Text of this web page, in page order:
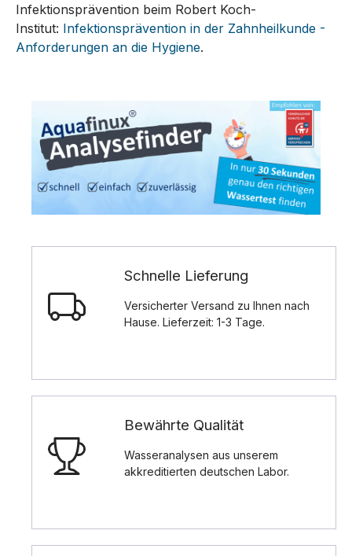
Infektionsprävention beim Robert Koch-
Institut: Infektionsprävention in der Zahnheilkunde -
Anforderungen an die Hygiene.
Schnelle Lieferung
Versicherter Versand zu Ihnen nach
Hause. Lieferzeit: 1-3 Tage.
Bewährte Qualität
Wasseranalysen aus unserem
akkreditierten deutschen Labor.